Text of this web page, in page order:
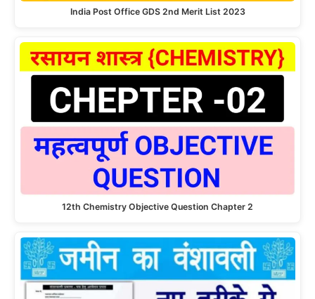
India Post Office GDS 2nd Merit List 2023
12th Chemistry Objective Question Chapter 2